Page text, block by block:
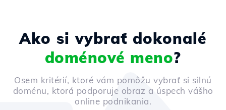
Ako si vybrať dokonalé
doménové meno?
Osem kritérií, ktoré vám pomôžu vybrať si silnú
doménu, ktorá podporuje obraz a úspech vášho
online podnikania.